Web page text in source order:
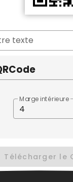
texte
Marge intérieure
4
Télécharger le